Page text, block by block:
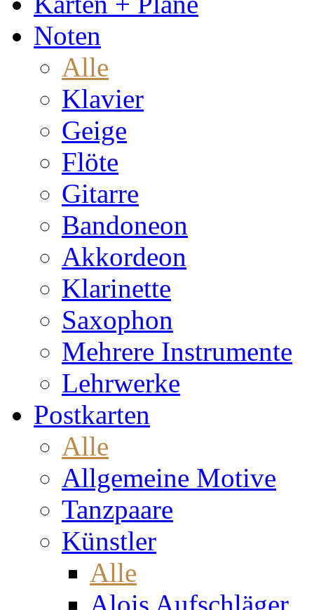
Noten
Alle
Klavier
Geige
Flöte
Gitarre
Bandoneon
Akkordeon
Klarinette
Saxophon
Mehrere Instrumente
Lehrwerke
Postkarten
Alle
Allgemeine Motive
Tanzpaare
Künstler
Alle